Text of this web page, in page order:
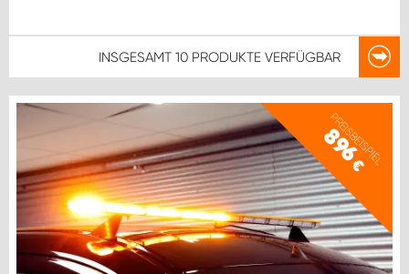
INSGESAMT 10 PRODUKTE VERFÜGBAR
PREISBEISPIEL
896
€